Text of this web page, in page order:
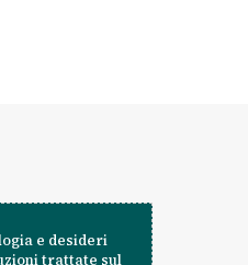
e desideri
trattate sul